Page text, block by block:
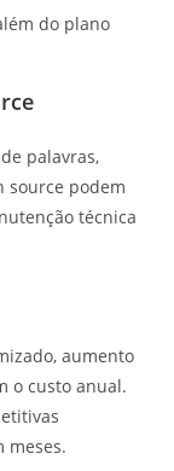
do plano
palavras,
source podem
técnica
aumento
o custo anual.
meses.